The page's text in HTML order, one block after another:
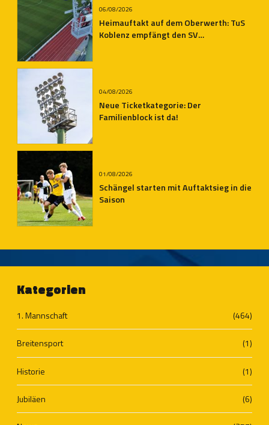
06/08/2026
Heimauftakt auf dem Oberwerth: TuS
Koblenz empfängt den SV
04/08/2026
Neue Ticketkategorie: Der
Familienblock ist da!
01/08/2026
Schängel starten mit Auftaktsieg in die
Saison
Kategorien
1. Mannschaft (464)
Breitensport (1)
Historie (1)
Jubiläen (6)